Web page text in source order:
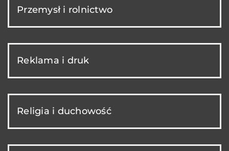
Przemysł i rolnictwo
Reklama i druk
Religia i duchowość